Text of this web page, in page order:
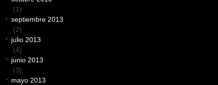
(1)
septiembre 2013
(2)
julio 2013
(4)
junio 2013
(3)
mayo 2013